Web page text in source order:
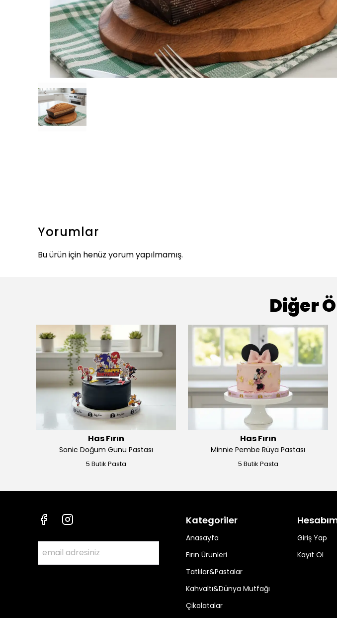
Yorumlar
Bu ürün için henüz yorum yapılmamış.
Diğer
Has Fırın
Sonic Doğum Günü Pastası
5 Butik Pasta
Has Fırın
Minnie Pembe Rüya Pastası
5 Butik Pasta
Kategoriler
Anasayfa
Fırın Ürünleri
Tatlılar&Pastalar
Kahvaltı&Dünya Mutfağı
Çikolatalar
Giriş Yap
Kayıt Ol